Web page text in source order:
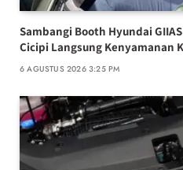
Sambangi Booth Hyundai
Cicipi Langsung Kenyamanan
6 AGUSTUS 2026 3:25 PM